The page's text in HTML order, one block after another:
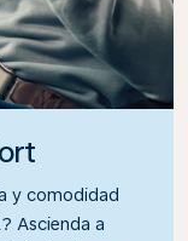
y comodidad
Ascienda a